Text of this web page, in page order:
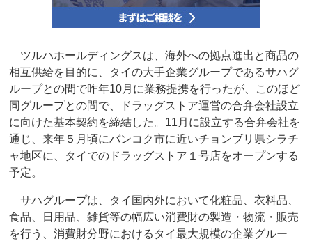
ツルハホールディングスは、海外への拠点進出と商品の
相互供給を目的に、タイの大手企業グループであるサハグ
ループとの間で昨年10月に業務提携を行ったが、このほど
同グループとの間で、ドラッグストア運営の合弁会社設立
に向けた基本契約を締結した。11月に設立する合弁会社を
通じ、来年５月頃にバンコク市に近いチョンブリ県シラチ
ャ地区に、タイでのドラッグストア１号店をオープンする
予定。
サハグループは、タイ国内外において化粧品、衣料品、
食品、日用品、雑貨等の幅広い消費財の製造・物流・販売
を行う、消費財分野におけるタイ最大規模の企業グルー